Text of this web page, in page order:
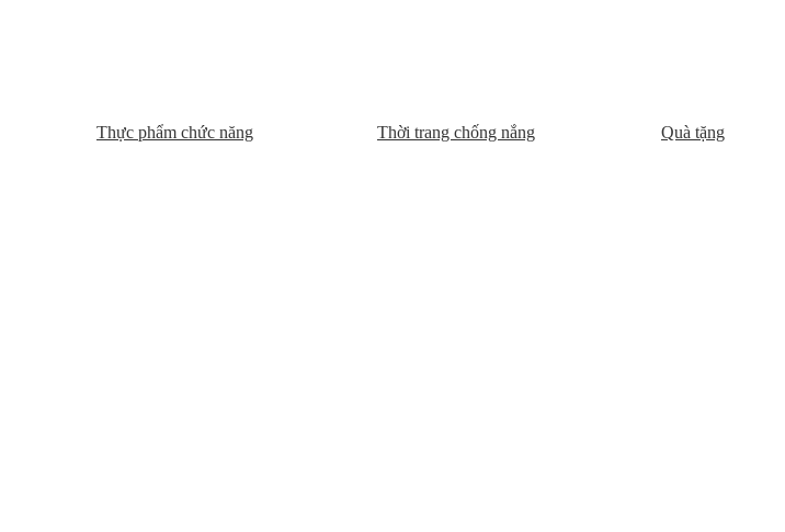
Thực phẩm chức năng Thời trang chống nắng
Quà tặng